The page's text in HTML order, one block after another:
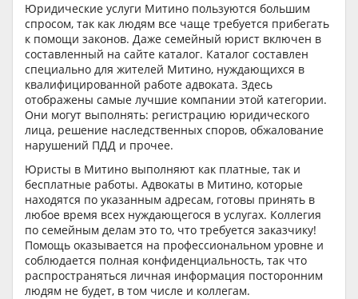
Юридические услуги Митино пользуются большим
спросом, так как людям все чаще требуется прибегать
к помощи законов. Даже семейный юрист включен в
составленный на сайте каталог. Каталог составлен
специально для жителей Митино, нуждающихся в
квалифицированной работе адвоката. Здесь
отображены самые лучшие компании этой категории.
Они могут выполнять: регистрацию юридического
лица, решение наследственных споров, обжалование
нарушений ПДД и прочее.
Юристы в Митино выполняют как платные, так и
бесплатные работы. Адвокаты в Митино, которые
находятся по указанным адресам, готовы принять в
любое время всех нуждающегося в услугах. Коллегия
по семейным делам это то, что требуется заказчику!
Помощь оказывается на профессиональном уровне и
соблюдается полная конфиденциальность, так что
распространяться личная информация посторонним
людям не будет, в том числе и коллегам.